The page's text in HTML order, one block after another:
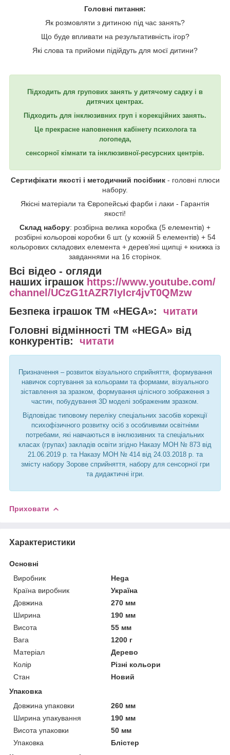
Головні питання:
Як розмовляти з дитиною під час занять?
Що буде впливати на результативність ігор?
Які слова та прийоми підійдуть для моєї дитини?
Підходить для групових занять у дитячому садку і в
дитячих центрах.
Підходить для інклюзивних груп і корекційних занять.
Це прекрасне наповнення кабінету психолога та
логопеда,
сенсорної кімнати та інклюзивної-ресурсних центрів.
Сертифікати якості і методичний посібник- головні плюси
набору.
Якісні матеріали та Європейські фарби і лаки - Гарантія
якості!
Склад набору: розбірна велика коробка (5 елементів) +
розбірні кольорові коробки 6 шт. (у кожній 5 елементів) + 54
кольорових складових елемента + дерев’яні щипці + книжка із
завданнями на 16 сторінок.
Всі відео - огляди
наших іграшок https://www.youtube.com/
channel/UCzG1tAZR7IyIcr4jvT0QMzw
Безпека іграшок ТМ «HEGA»: читати
Головні відмінності ТМ «HEGA» від
конкурентів:
читати
Призначення – розвиток візуального сприйняття, формування
навичок сортування за кольорами та формами, візуального
зіставлення за зразком, формування цілісного зображення з
частин, побудування 3D моделі зображеним зразком.
Відповідає типовому переліку спеціальних засобів корекції
психофізичного розвитку осіб з особливими освітніми
потребами, які навчаються в інклюзивних та спеціальних
класах (групах) закладів освіти згідно Наказу МОН № 873 від
21.06.2019 р. та Наказу МОН № 414 від 24.03.2018 р. та
змісту набору Зорове сприйняття, набору для сенсорної гри
та дидактичні ігри.
Приховати
Характеристики
Основні
Виробник
Hega
Країна виробник
Україна
Довжина
270 мм
Ширина
190 мм
Висота
55 мм
Вага
1200 г
Матеріал
Дерево
Колір
Різні кольори
Стан
Новий
Упаковка
Довжина упаковки
260 мм
Ширина упакування
190 мм
Висота упаковки
50 мм
Упаковка
Блістер